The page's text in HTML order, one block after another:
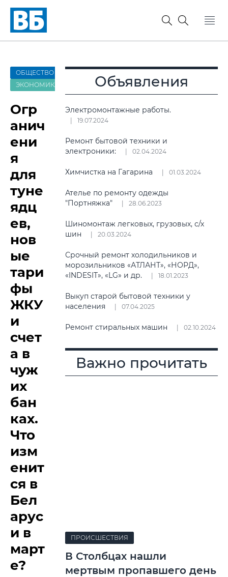
ОБЩЕСТВО
ЭКОНОМИКА
Огр
анич
ени
я
для
туне
ядц
ев,
нов
ые
тари
фы
ЖКУ
и
счет
а в
чуж
их
бан
ках.
Что
изм
енит
ся в
Бел
арус
и в
март
е?
Объявления
Электромонтажные работы.
19.07.2024
Ремонт бытовой техники и
электроники:
02.04.2024
Химчистка на Гагарина 01.03.2024
Ателье по ремонту одежды
"Портняжка"
28.06.2023
Шиномонтаж легковых, грузовых, с/х
шин
20.03.2024
Срочный ремонт холодильников и
морозильников «АТЛАНТ», «НОРД»,
«INDESIT», «LG» и др.
18.01.2023
Выкуп старой бытовой техники у
населения
07.04.2025
Ремонт стиральных машин 02.10.2024
Важно прочитать
ПРОИСШЕСТВИЯ
В Столбцах нашли
мертвым пропавшего день